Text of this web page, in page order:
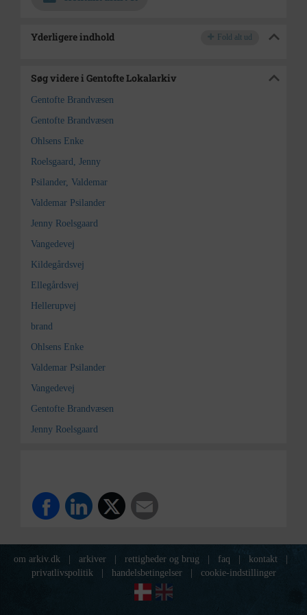
Yderligere indhold Fold alt ud
Søg videre i Gentofte Lokalarkiv
Gentofte Brandvæsen
Gentofte Brandvæsen
Ohlsens Enke
Roelsgaard, Jenny
Psilander, Valdemar
Valdemar Psilander
Jenny Roelsgaard
Vangedevej
Kildegårdsvej
Ellegårdsvej
Hellerupvej
brand
Ohlsens Enke
Valdemar Psilander
Vangedevej
Gentofte Brandvæsen
Jenny Roelsgaard
om arkiv.dk arkiver rettigheder og brug faq kontakt
privatlivspolitik
handelsbetingelser cookie-indstillinger